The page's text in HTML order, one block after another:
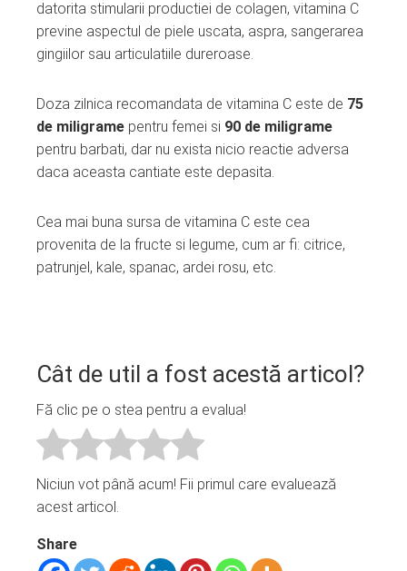
datorita stimularii productiei de colagen, vitamina C
previne aspectul de piele uscata, aspra, sangerarea
gingiilor sau articulatiile dureroase.
Doza zilnica recomandata de vitamina C este de 75
de miligrame pentru femei si 90 de miligrame
pentru barbati, dar nu exista nicio reactie adversa
daca aceasta cantiate este depasita.
Cea mai buna sursa de vitamina C este cea
provenita de la fructe si legume, cum ar fi: citrice,
patrunjel, kale, spanac, ardei rosu, etc.
Cât de util a fost acestă articol?
Fă clic pe o stea pentru a evalua!
Niciun vot până acum! Fii primul care evaluează
acest articol.
Share